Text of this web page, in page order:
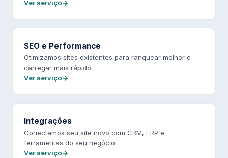
Ver serviço
SEO e Performance
Otimizamos sites existentes para ranquear melhor e
carregar mais rápido.
Ver serviço
Integrações
Conectamos seu site novo com CRM, ERP e
ferramentas do seu negócio.
Ver serviço